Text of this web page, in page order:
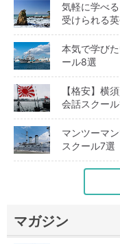
気軽に学べ
受けられる
本気で学び
ール8選
【格安】横
会話スクー
マンツーマ
スクール7選
マガジン